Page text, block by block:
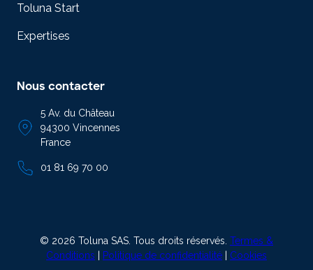
Toluna Start
Expertises
Nous contacter
5 Av. du Château
94300 Vincennes
France
01 81 69 70 00
© 2026 Toluna SAS. Tous droits réservés. Termes &
Conditions
Politique de confidentialité Cookies